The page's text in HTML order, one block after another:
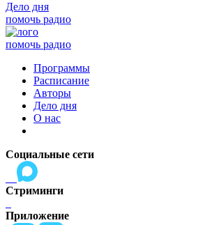
Дело дня
помочь радио
помочь радио
Программы
Расписание
Авторы
Дело дня
О нас
Социальные сети
Стриминги
Приложение